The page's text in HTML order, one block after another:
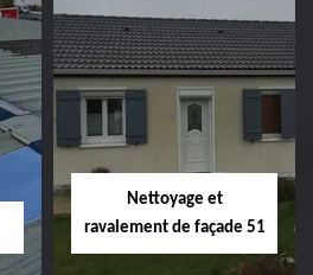
Changement de
velux 51
Nettoyage et
ravalement de façade 51